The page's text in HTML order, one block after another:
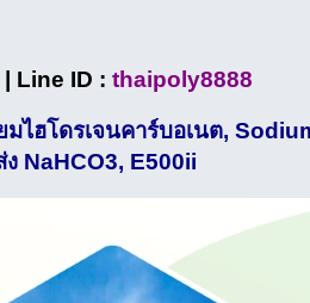
| Line ID : thaipoly8888
มไฮโดรเจนคาร์บอเนต,
NaHCO3, E500ii